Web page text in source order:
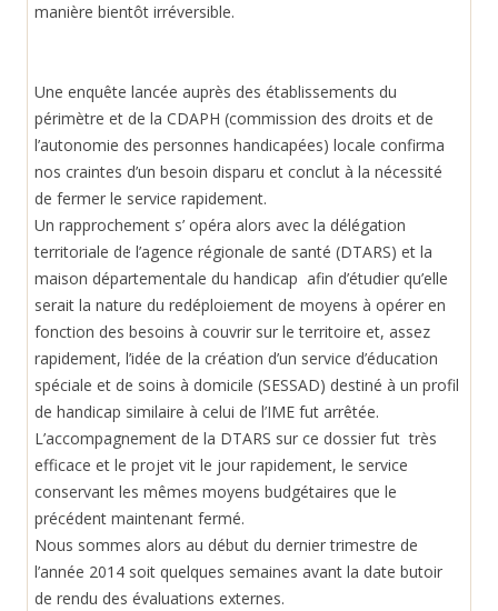
manière bientôt irréversible.
Une enquête lancée auprès des établissements du
périmètre et de la CDAPH (commission des droits et de
l’autonomie des personnes handicapées) locale confirma
nos craintes d’un besoin disparu et conclut à la nécessité
de fermer le service rapidement.
Un rapprochement s’ opéra alors avec la délégation
territoriale de l’agence régionale de santé (DTARS) et la
maison départementale du handicap afin d’étudier qu’elle
serait la nature du redéploiement de moyens à opérer en
fonction des besoins à couvrir sur le territoire et, assez
rapidement, l’idée de la création d’un service d’éducation
spéciale et de soins à domicile (SESSAD) destiné à un profil
de handicap similaire à celui de l’IME fut arrêtée.
L’accompagnement de la DTARS sur ce dossier fut très
efficace et le projet vit le jour rapidement, le service
conservant les mêmes moyens budgétaires que le
précédent maintenant fermé.
Nous sommes alors au début du dernier trimestre de
l’année 2014 soit quelques semaines avant la date butoir
de rendu des évaluations externes.